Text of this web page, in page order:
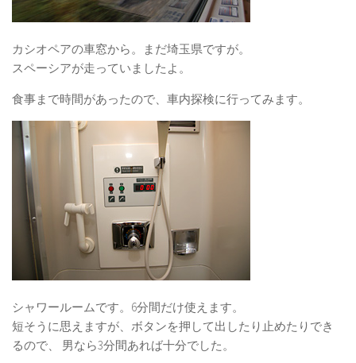
カシオペアの車窓から。まだ埼玉県ですが。
スペーシアが走っていましたよ。
食事まで時間があったので、車内探検に行ってみます。
シャワールームです。6分間だけ使えます。
短そうに思えますが、ボタンを押して出したり止めたりでき
るので、 男なら3分間あれば十分でした。